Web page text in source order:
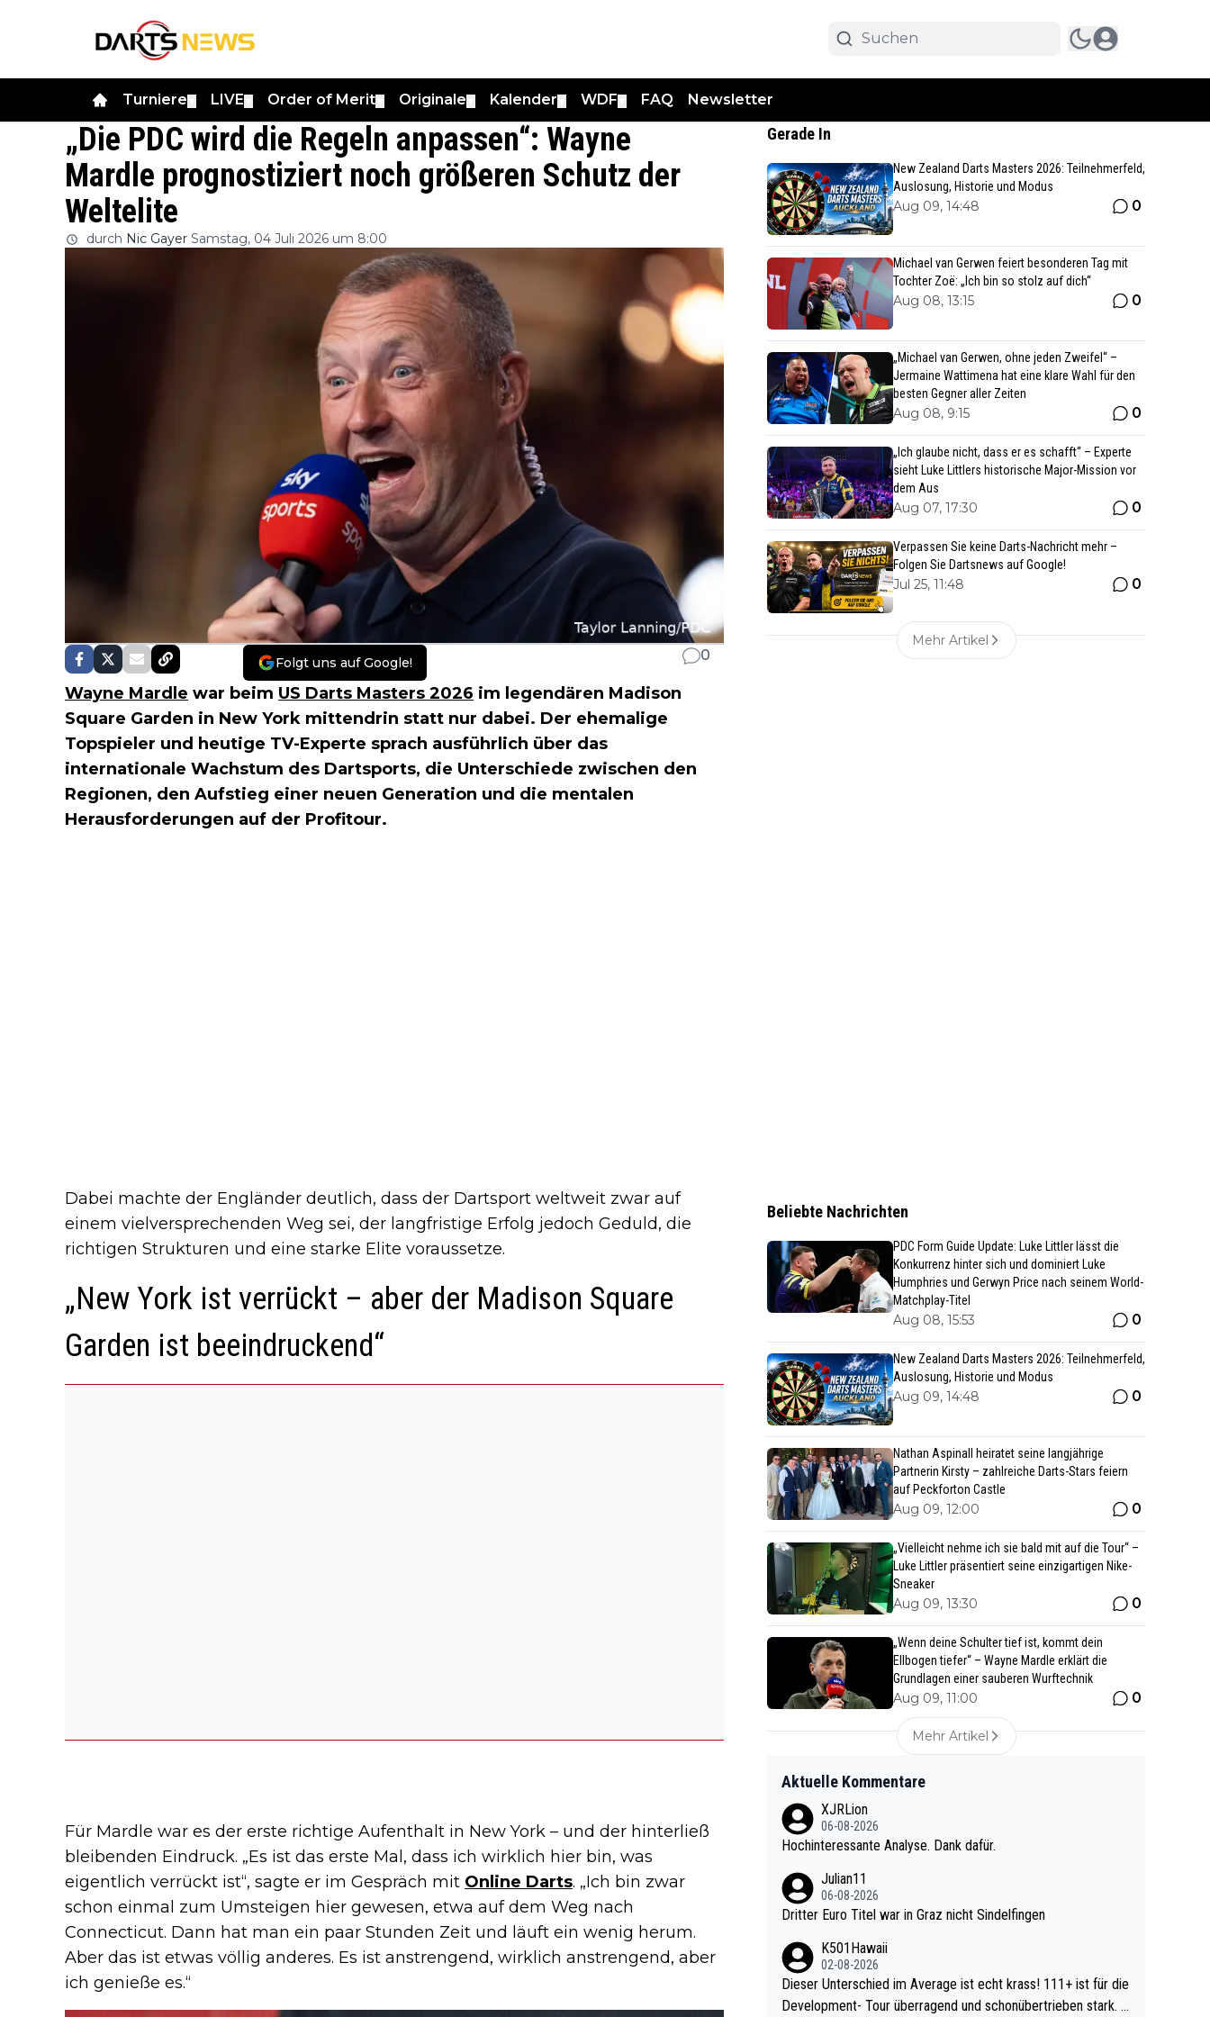
Turniere LIVE Order of Merit Originale Kalender WDF FAQ Newsletter
„Die PDC wird die Regeln anpassen“: Wayne
Mardle prognostiziert noch größeren Schutz der
Weltelite
durch Nic Gayer Samstag, 04 Juli 2026 um 8:00
Folgt uns auf Google! 0
Wayne Mardle war beim US Darts Masters 2026 im legendären Madison
Square Garden in New York mittendrin statt nur dabei. Der ehemalige
Topspieler und heutige TV-Experte sprach ausführlich über das
internationale Wachstum des Dartsports, die Unterschiede zwischen den
Regionen, den Aufstieg einer neuen Generation und die mentalen
Herausforderungen auf der Profitour.
Dabei machte der Engländer deutlich, dass der Dartsport weltweit zwar auf
einem vielversprechenden Weg sei, der langfristige Erfolg jedoch Geduld, die
richtigen Strukturen und eine starke Elite voraussetze.
„New York ist verrückt – aber der Madison Square
Garden ist beeindruckend“
Für Mardle war es der erste richtige Aufenthalt in New York – und der hinterließ
bleibenden Eindruck. „Es ist das erste Mal, dass ich wirklich hier bin, was
eigentlich verrückt ist“, sagte er im Gespräch mit Online Darts. „Ich bin zwar
schon einmal zum Umsteigen hier gewesen, etwa auf dem Weg nach
Connecticut. Dann hat man ein paar Stunden Zeit und läuft ein wenig herum.
Aber das ist etwas völlig anderes. Es ist anstrengend, wirklich anstrengend, aber
ich genieße es.“
Gerade In
New Zealand Darts Masters 2026: Teilnehmerfeld,
Auslosung, Historie und Modus
Aug 09, 14:48 0
Michael van Gerwen feiert besonderen Tag mit
Tochter Zoë: „Ich bin so stolz auf dich“
Aug 08, 13:15 0
„Michael van Gerwen, ohne jeden Zweifel“ –
Jermaine Wattimena hat eine klare Wahl für den
besten Gegner aller Zeiten
Aug 08, 9:15 0
„Ich glaube nicht, dass er es schafft“ – Experte
sieht Luke Littlers historische Major-Mission vor
dem Aus
Aug 07, 17:30 0
Verpassen Sie keine Darts-Nachricht mehr –
Folgen Sie Dartsnews auf Google!
Jul 25, 11:48 0
Mehr Artikel
Beliebte Nachrichten
PDC Form Guide Update: Luke Littler lässt die
Konkurrenz hinter sich und dominiert Luke
Humphries und Gerwyn Price nach seinem World-
Matchplay-Titel
Aug 08, 15:53 0
New Zealand Darts Masters 2026: Teilnehmerfeld,
Auslosung, Historie und Modus
Aug 09, 14:48 0
Nathan Aspinall heiratet seine langjährige
Partnerin Kirsty – zahlreiche Darts-Stars feiern
auf Peckforton Castle
Aug 09, 12:00 0
„Vielleicht nehme ich sie bald mit auf die Tour“ –
Luke Littler präsentiert seine einzigartigen Nike-
Sneaker
Aug 09, 13:30 0
„Wenn deine Schulter tief ist, kommt dein
Ellbogen tiefer“ – Wayne Mardle erklärt die
Grundlagen einer sauberen Wurftechnik
Aug 09, 11:00 0
Mehr Artikel
Aktuelle Kommentare
XJRLion
06-08-2026
Hochinteressante Analyse. Dank dafür.
Julian11
06-08-2026
Dritter Euro Titel war in Graz nicht Sindelfingen
K501Hawaii
02-08-2026
Dieser Unterschied im Average ist echt krass! 111+ ist für die
Development- Tour überragend und schonübertrieben stark. U